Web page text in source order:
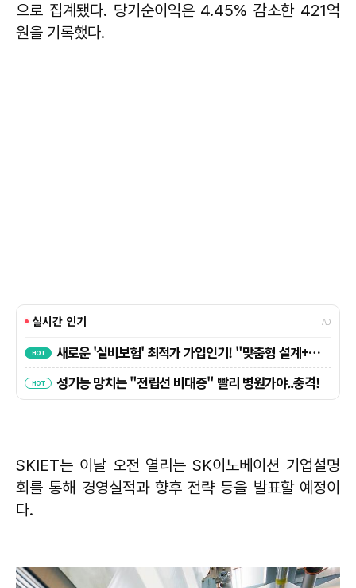
으로 집계됐다. 당기순이익은 4.45% 감소한 421억
원을 기록했다.
SKIET는 이날 오전 열리는 SK이노베이션 기업설명
회를 통해 경영실적과 향후 전략 등을 발표할 예정이
다.